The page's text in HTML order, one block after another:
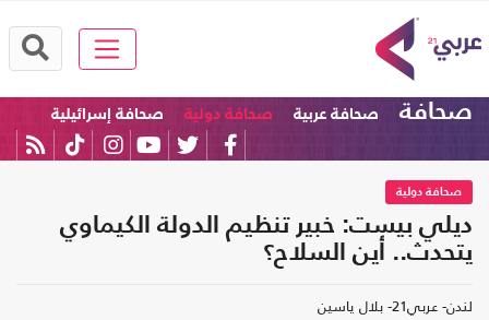
صحافة صحافة عربية صحافة دولية صحافة إسرائيلية
صحافة دولية
ديلي بيست: خبير تنظيم الدولة الكيماوي
يتحدث.. أين السلاح؟
لندن- عربي21- بلال ياسين